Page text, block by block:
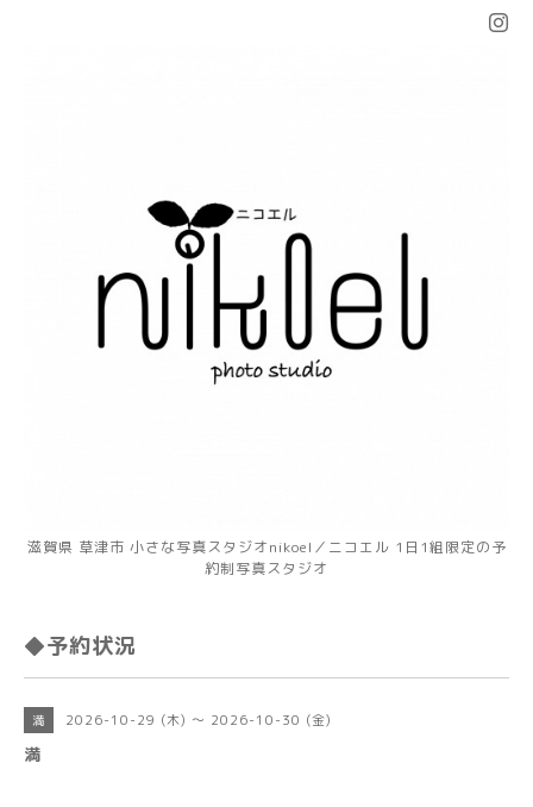
滋賀県 草津市 小さな写真スタジオnikoel／ニコエル 1日1組限定の予
約制写真スタジオ
◆予約状況
満 2026-10-29 (木) ～ 2026-10-30 (金)
満